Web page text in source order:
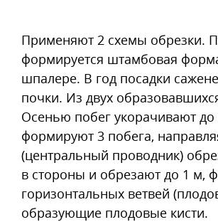
Применяют 2 схемы обрезки.
формируется штамбовая
шпалере. В год посадки
почки. Из двух
Осенью побег укорачивают до
формируют 3 побега,
(центральный проводник)
в стороны и обрезают до 1 м,
горизонтальных ветвей
образующие плодовые кисти.